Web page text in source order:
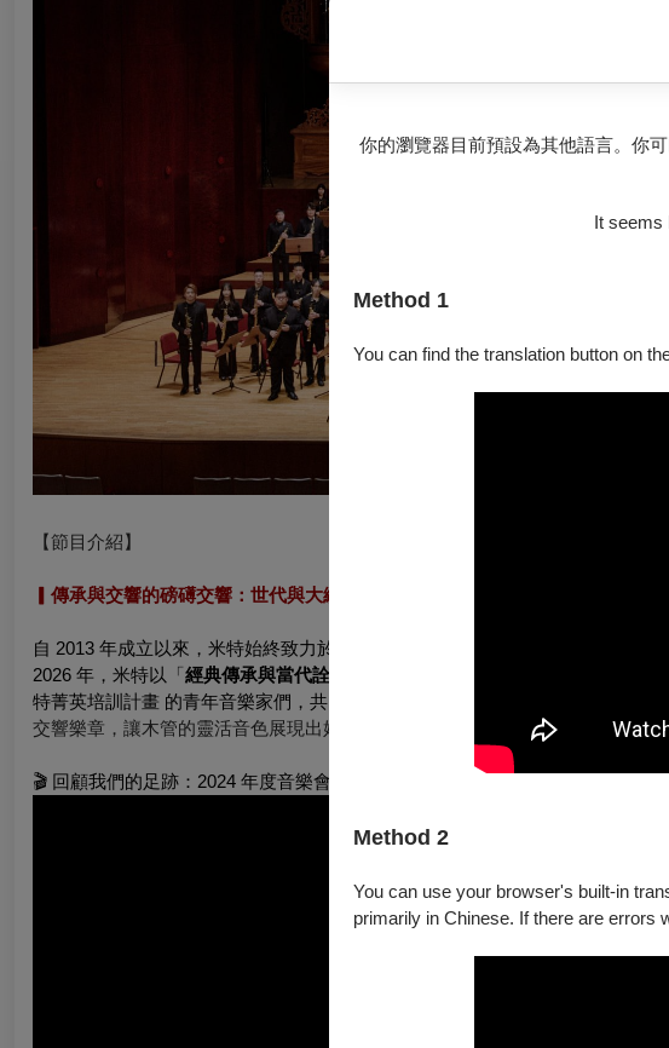
你的瀏覽器目前預設為其他語言。你
It seems
Method 1
You can find the translation button on
Method 2
You can use your browser's built-in
primarily in Chinese. If there are errors
【節目介紹】
▎傳承與交響的磅礡交響：世代與大編制的對話
自 2013 年成立以來， 米特始終致力於探索薩克斯風演奏的極致可能
2026 年，米特以「經典傳承與當代詮釋
特菁英培訓計畫 的青年音樂家們， 共同匯聚超過 60 位演奏家
交響樂章，讓木管的靈活音色展現出媲美管弦樂團的壯闊波瀾與細膩色彩。
🎬 回顧我們的足跡：2024 年度音樂會《傳承》紀錄片